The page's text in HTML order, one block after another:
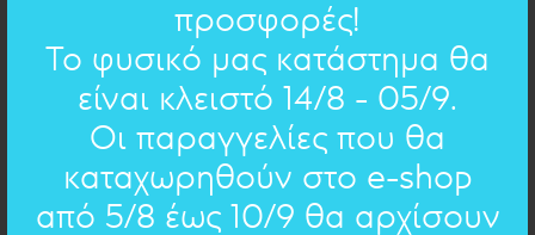
ΛΙΤΕΣ ΓΡΑΜΜΕΣ : ΣΚΟΥΛΑΡΙΚΙΑ ΜΙΚΡΟΙ ΚΡΙΚΟΙ
92.00€ 74€
προσφορές!
Το φυσικό μας κατάστημα θα
είναι κλειστό 14/8 - 05/9.
Οι παραγγελίες που θα
καταχωρηθούν στο e-shop
από 5/8 έως 10/9 θα αρχίσουν